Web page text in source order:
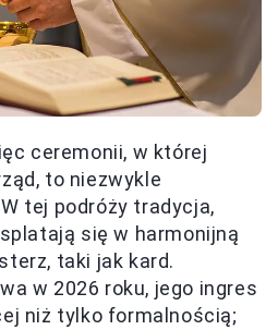
ceremonii, w której
to niezwykle
tej podróży tradycja,
się w harmonijną
taki jak kard.
w 2026 roku, jego ingres
niż tylko formalnością;